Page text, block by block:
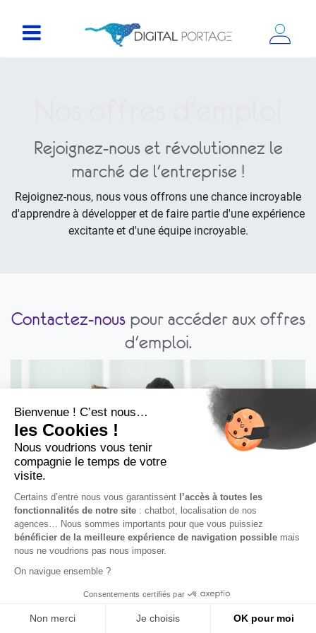
Rejoignez-nous et révolutionnez le
marché de l'entreprise !
Rejoignez-nous, nous vous offrons une chance incroyable
d'apprendre à développer et de faire partie d'une expérience
excitante et d'une équipe incroyable.
Contactez-nouspour accéder aux offres
d'emploi.
À propos de nous
Nous sommes une équipe de personnes passionnées dont
produits hors normes. Nous créons de superbes produits
pour résoudre les problèmes de votre entreprise.